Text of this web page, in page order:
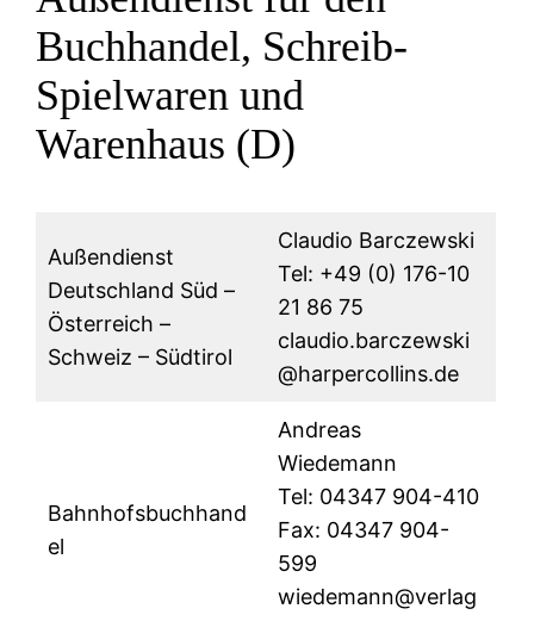
Buchhandel, Schreib-
Spielwaren und
Warenhaus (D)
Außendienst
Deutschland Süd –
Österreich –
Schweiz – Südtirol
Claudio Barczewski
Tel: +49 (0) 176-10
21 86 75
claudio.barczewski
@harpercollins.de
Bahnhofsbuchhand
el
Andreas
Wiedemann
Tel: 04347 904-410
Fax: 04347 904-
599
wiedemann@verlag